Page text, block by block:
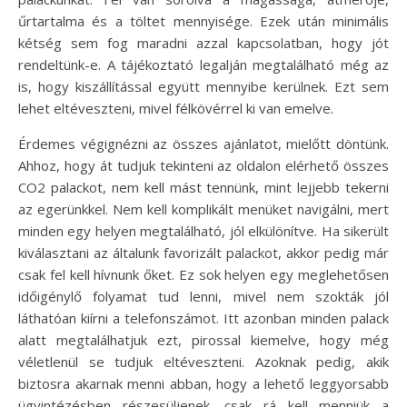
űrtartalma és a töltet mennyisége. Ezek után minimális
kétség sem fog maradni azzal kapcsolatban, hogy jót
rendeltünk-e. A tájékoztató legalján megtalálható még az
is, hogy kiszállítással együtt mennyibe kerülnek. Ezt sem
lehet eltéveszteni, mivel félkövérrel ki van emelve.
Érdemes végignézni az összes ajánlatot, mielőtt döntünk.
Ahhoz, hogy át tudjuk tekinteni az oldalon elérhető összes
CO2 palackot, nem kell mást tennünk, mint lejjebb tekerni
az egerünkkel. Nem kell komplikált menüket navigálni, mert
minden egy helyen megtalálható, jól elkülönítve. Ha sikerült
kiválasztani az általunk favorizált palackot, akkor pedig már
csak fel kell hívnunk őket. Ez sok helyen egy meglehetősen
időigénylő folyamat tud lenni, mivel nem szokták jól
láthatóan kiírni a telefonszámot. Itt azonban minden palack
alatt megtalálhatjuk ezt, pirossal kiemelve, hogy még
véletlenül se tudjuk eltéveszteni. Azoknak pedig, akik
biztosra akarnak menni abban, hogy a lehető leggyorsabb